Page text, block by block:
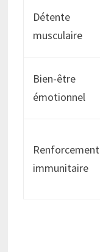
Détente
musculaire
Bien-être
émotionnel
Renforcement
immunitaire